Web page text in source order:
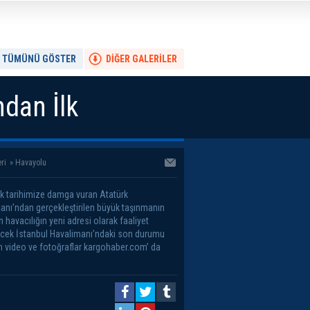
DİĞER GALERİLER
TÜMÜNÜ GÖSTER
İlk
» Havayolu
tarihimize damga vuran Atatürk
gerçekleştirilen büyük taşınmanın
havacılığın yeni adresi olarak faaliyet
İstanbul Havalimanı’ndaki son durumu
video ve fotoğraflar kargohaber.com’ da